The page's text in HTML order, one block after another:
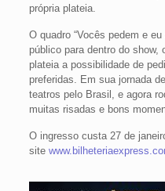
própria plateia.
O quadro “Vocês pedem e
público para dentro do show,
plateia a possibilidade de
preferidas. Em sua jornada
teatros pelo Brasil, e agora
muitas risadas e bons
O ingresso custa 27 de
site